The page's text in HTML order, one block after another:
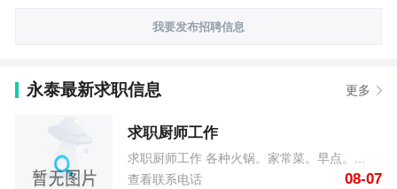
我要发布招聘信息
永泰最新求职信息 更多
求职厨师工作
求职厨师工作 各种火锅。家常菜。早点。...
查看联系电话
08-07